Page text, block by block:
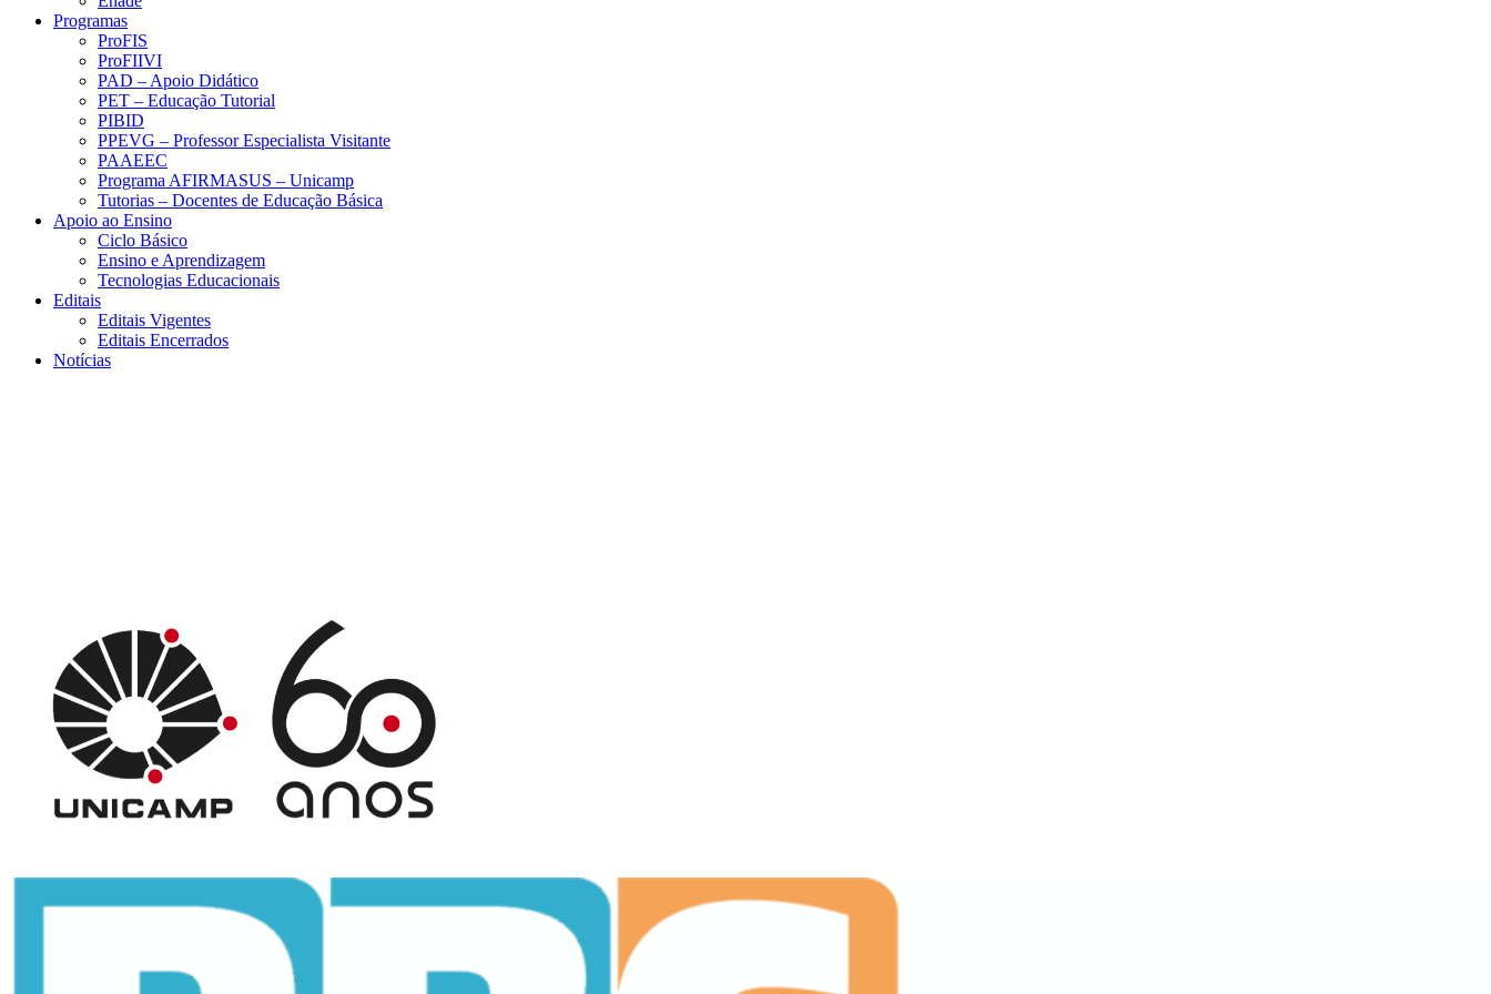
Programas
ProFIS
ProFIIVI
PAD – Apoio Didático
PET – Educação Tutorial
PIBID
PPEVG – Professor Especialista Visitante
PAAEEC
Programa AFIRMASUS – Unicamp
Tutorias – Docentes de Educação Básica
Apoio ao Ensino
Ciclo Básico
Ensino e Aprendizagem
Tecnologias Educacionais
Editais
Editais Vigentes
Editais Encerrados
Notícias